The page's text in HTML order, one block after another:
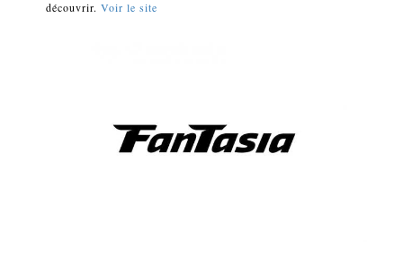
découvrir. Voir le site